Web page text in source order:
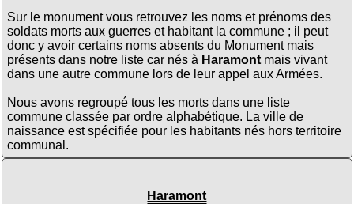
Sur le monument vous retrouvez les noms et prénoms des
soldats morts aux guerres et habitant la commune ; il peut
donc y avoir certains noms absents du Monument mais
présents dans notre liste car nés à Haramontmais vivant
dans une autre commune lors de leur appel aux Armées.
Nous avons regroupé tous les morts dans une liste
commune classée par ordre alphabétique. La ville de
naissance est spécifiée pour les habitants nés hors territoire
communal.
Haramont